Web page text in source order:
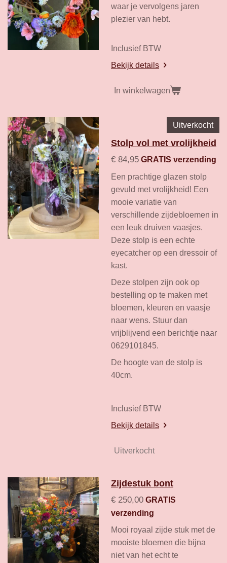
waar je vervolgens jaren
plezier van hebt.
Inclusief BTW
Bekijk details
In winkelwagen
Uitverkocht
Stolp vol met vrolijkheid
€ 84,95 GRATIS verzending
Een prachtige glazen stolp
gevuld met vrolijkheid! Een
mooie variatie van
verschillende zijdebloemen in
een leuk druiven vaasjes.
Deze stolp is een echte
eyecatcher op een dressoir of
kast.
Deze stolpen zijn ook op
bestelling op te maken met
bloemen, kleuren en vaasje
naar wens. Stuur dan
vrijblijvend een berichtje naar
0629101845.
De hoogte van de stolp is
40cm.
Inclusief BTW
Bekijk details
Uitverkocht
Zijdestuk bont
€ 250,00 GRATIS
verzending
Mooi royaal zijde stuk met de
mooiste bloemen die bijna
niet van het echt te